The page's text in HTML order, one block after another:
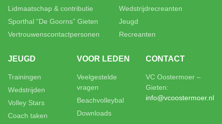
Lidmaatschap & contributie
Sporthal “De Goorns” Gieten
Vertrouwenscontactpersonen
Wedstrijdrecreanten
Jeugd
Recreanten
JEUGD
Trainingen
Wedstrijden
Volley Stars
Coach taken
VOOR LEDEN
Veelgestelde
vragen
Beachvolleybal
Downloads
CONTACT
VC Oostermoer –
Gieten:
info@vcoostermoer.nl